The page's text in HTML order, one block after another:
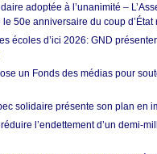
adoptée à l’unanimité –
50e anniversaire du coup d’État
écoles d’ici 2026: GND
un Fonds des médias pour
solidaire présente son plan en
l’endettement d’un demi-